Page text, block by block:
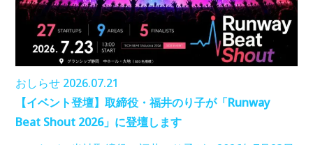
おしらせ 2026.07.21
【イベント登壇】取締役・福井のり子が「Runway
Beat Shout 2026」に登壇します